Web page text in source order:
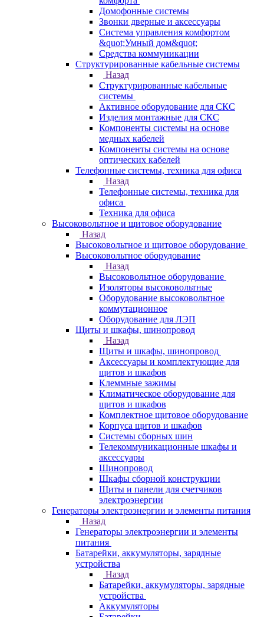
Домофонные системы
Звонки дверные и аксессуары
Система управления комфортом
&quot;Умный дом&quot;
Средства коммуникации
Структурированные кабельные системы
Назад
Структурированные кабельные
системы
Активное оборудование для СКС
Изделия монтажные для СКС
Компоненты системы на основе
медных кабелей
Компоненты системы на основе
оптических кабелей
Телефонные системы, техника для офиса
Назад
Телефонные системы, техника для
офиса
Техника для офиса
Высоковольтное и щитовое оборудование
Назад
Высоковольтное и щитовое оборудование
Высоковольтное оборудование
Назад
Высоковольтное оборудование
Изоляторы высоковольтные
Оборудование высоковольтное
коммутационное
Оборудование для ЛЭП
Щиты и шкафы, шинопровод
Назад
Щиты и шкафы, шинопровод
Аксессуары и комплектующие для
щитов и шкафов
Клеммные зажимы
Климатическое оборудование для
щитов и шкафов
Комплектное щитовое оборудование
Корпуса щитов и шкафов
Системы сборных шин
Телекоммуникационные шкафы и
аксессуары
Шинопровод
Шкафы сборной конструкции
Щиты и панели для счетчиков
электроэнергии
Генераторы электроэнергии и элементы питания
Назад
Генераторы электроэнергии и элементы
питания
Батарейки, аккумуляторы, зарядные
устройства
Назад
Батарейки, аккумуляторы, зарядные
устройства
Аккумуляторы